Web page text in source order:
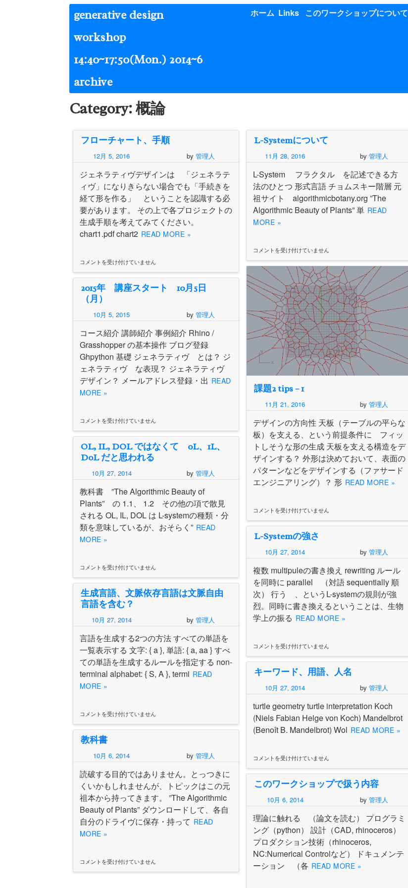
to
content
generative design
workshop
14:40~17:50(Mon.) 2014~6
archive
ホーム Links このワークショップについて
Category:概論
フローチャート、手順
12月 5, 2016 by 管理人
ジェネラティヴデザインは 「ジェネラテ
ィヴ」になりきらない場合でも「手続きを
経て形を作る」 ということを認識する必
要があります。 その上で各プロジェクトの
生成手順を考えてみてください。
chart1.pdf chart2 READ MORE »
フ
ー
チ
手
は
コメントを受け付けていません
L-Systemについて
11月 28, 2016 by 管理人
L-System フラクタル を記述できる方
法のひとつ 形式言語 チョムスキー階層 元
祖サイト algorithmicbotany.org ”The
Algorithmic Beauty of Plants” 単 READ
MORE »
L-
に
い
て
コメントを受け付けていません
課題2 tips – 1
11月 21, 2016 by 管理人
デザインの方向性 天板（テーブルの平らな
板）を支える、という前提条件に フィッ
トしそうな形の生成 天板を支える構造をデ
ザインする？ 外形は決めておいて、表面の
パターンなどをデザインする（ファサード
エンジニアリング）？ 形 READ MORE »
課
2
tips
は
コメントを受け付けていません
2015年 講座スタート 10月5日
（月）
10月 5, 2015 by 管理人
コース紹介 講師紹介 事例紹介 Rhino /
Grasshopper の基本操作 ブログ登録
Ghpython 基礎 ジェネラティヴ とは？ ジ
ェネラティヴ な表現？ ジェネラティヴ
デザイン？ メールアドレス登録・出 READ
MORE »
2015
講
座
ス
タ
ト
10
月
日
（月）
は
コメントを受け付けていません
OL, IL, DOL ではなくて 0L、1L、
D0L だと思われる
10月 27, 2014 by 管理人
教科書 ”The Algorithmic Beauty of
Plants” の 1.1、 1.2 その他の項で散見
される OL, IL, DOL は L-systemの種類・分
類を意味しているが、おそらく” READ
MORE »
OL,
DOL
で
は
な
て
0L、
1L、
D0L
だ
思
わ
コメントを受け付けていません
L-Systemの強さ
10月 27, 2014 by 管理人
複数 multipuleの書き換え rewriting ルール
を同時に parallel （対語 sequentially 順
次） 行う 、というL-systemの規則が強
烈。同時に書き換えるということは、生物
学上の振る READ MORE »
L-
の
強
コメントを受け付けていません
生成言語、文脈依存言語は文脈自由
言語を含む？
10月 27, 2014 by 管理人
言語を生成する2つの方法 すべての単語を
一覧表示する 文字: { a }, 単語: { a, aa } すべ
ての単語を生成するルールを指定する non-
terminal alphabet: { S, A }, termi READ
MORE »
生
言
語、
依
存
語
は
文
脈
自
由
含
む？
コメントを受け付けていません
キーワード、用語、人名
10月 27, 2014 by 管理人
turtle geometry turtle interpretation Koch
(Niels Fabian Helge von Koch) Mandelbrot
(Benoît B. Mandelbrot) Wol READ MORE »
キ
ワ
ー
語、
人
は
コメントを受け付けていません
教科書
10月 6, 2014 by 管理人
読破する目的ではありません。とっつきに
くいかもしれませんが、トピックはこの元
祖本から持ってきます。 ”The Algorithmic
Beauty of Plants” ダウンロードして、各自
自分のドライヴに保存・持って READ
MORE »
教
コメントを受け付けていません
このワークショップで扱う内容
10月 6, 2014 by 管理人
理論に触れる （論文を読む） プログラミ
ング（python） 設計（CAD, rhinoceros）
プロダクション技術（rhinoceros,
NC:Numerical Controlなど） ドキュメンテ
ーション （各 READ MORE »